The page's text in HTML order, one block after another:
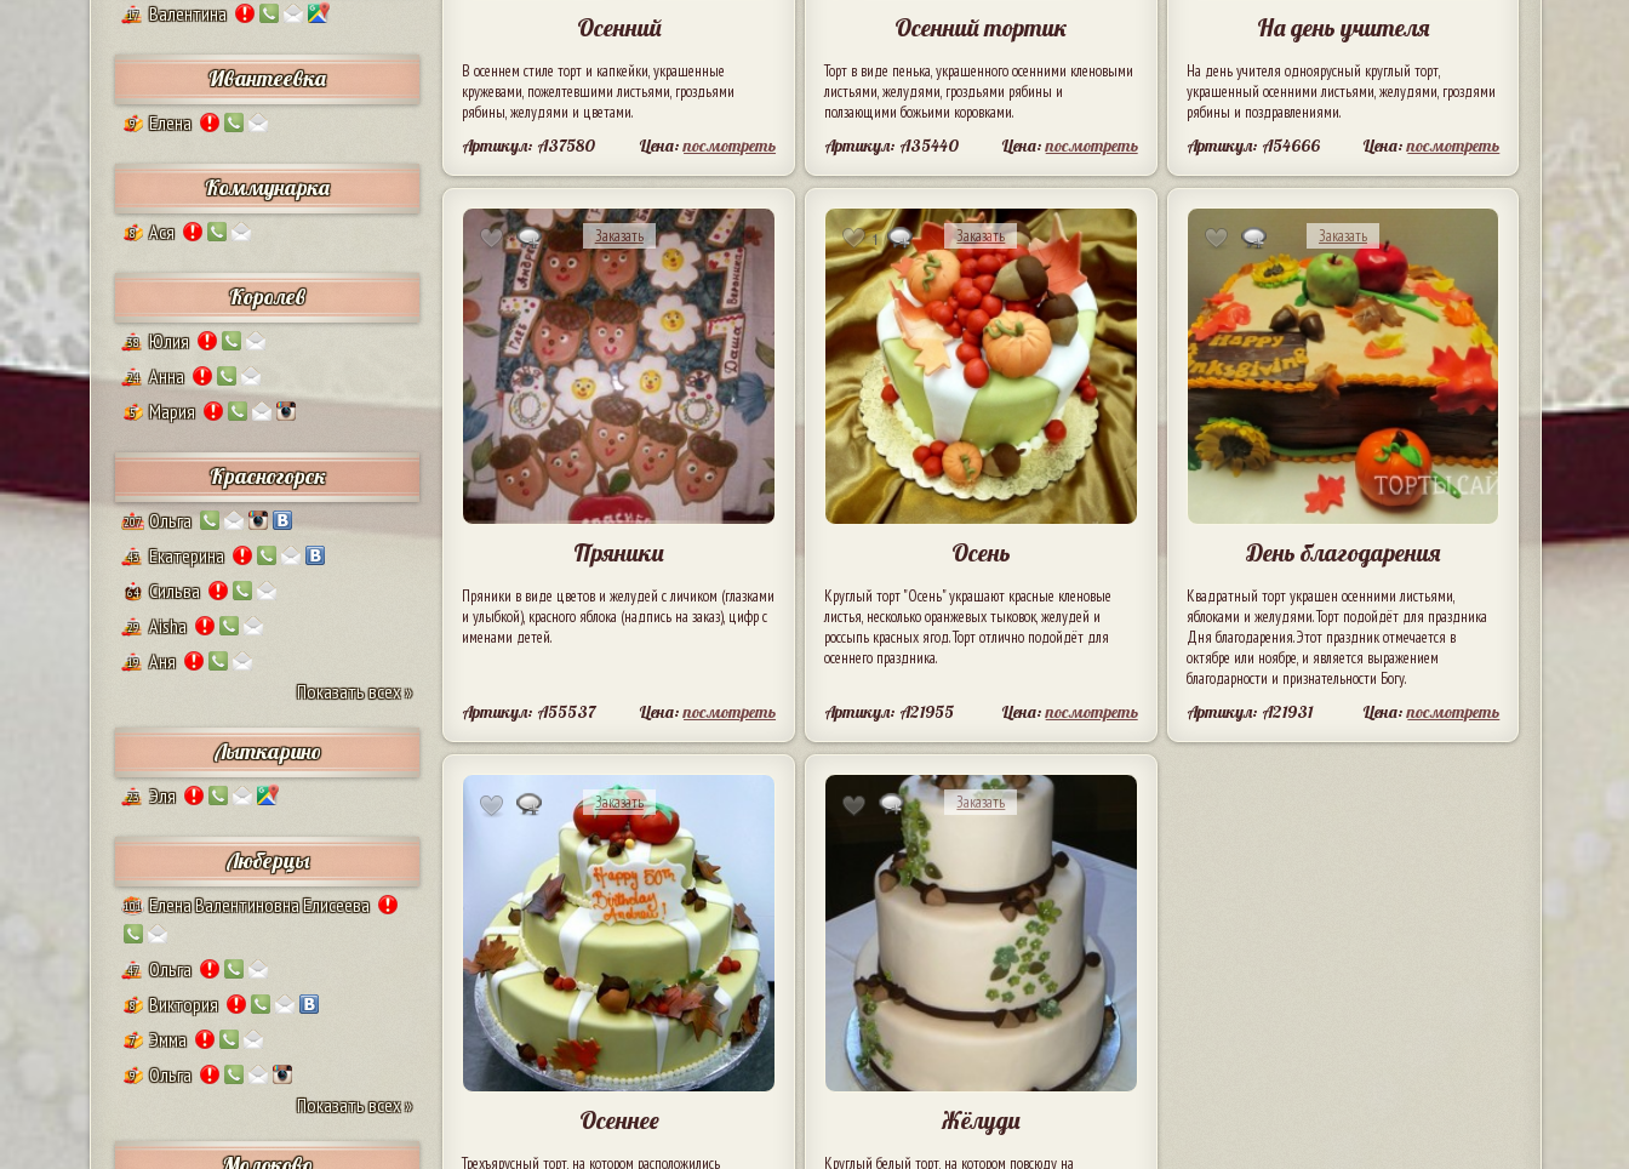
17 Валентина
Ивантеевка
9 Елена
Коммунарка
8 Ася
Королев
38 Юлия
24 Анна
5 Мария
Красногорск
207 Ольга
43 Екатерина
64 Сильва
29 Aisha
19
Аня
Показать всех »
Лыткарино
23 Эля
Люберцы
101 Елена Валентиновна Елисеева
47 Ольга
8 Виктория
7 Эмма
9
Ольга
Показать всех »
Осенний
В осеннем стиле торт и капкейки, украшенные
кружевами, пожелтевшими листьями, гроздьями
рябины, желудями и цветами.
Артикул: A37580 Цена:посмотреть
Осенний тортик
Торт в виде пенька, украшенного осенними кленовыми
листьями, желудями, гроздьями рябины и
ползающими божьими коровками.
Артикул: A35440 Цена:посмотреть
На день учителя
На день учителя одноярусный круглый торт,
украшенный осенними листьями, желудями, гроздями
рябины и поздравлениями.
Артикул: A54666 Цена:посмотреть
Заказать
Пряники
Пряники в виде цветов и желудей с личиком (глазками
и улыбкой), красного яблока (надпись на заказ), цифр с
именами детей.
Артикул: A55537 Цена:посмотреть
1 Заказать
Осень
Круглый торт "Осень" украшают красные кленовые
листья, несколько оранжевых тыковок, желудей и
россыпь красных ягод. Торт отлично подойдёт для
осеннего праздника.
Артикул: A21955 Цена:посмотреть
Заказать
День благодарения
Квадратный торт украшен осенними листьями,
яблоками и желудями. Торт подойдёт для праздника
Дня благодарения. Этот праздник отмечается в
октябре или ноябре, и является выражением
благодарности и признательности Богу.
Артикул: A21931 Цена:посмотреть
Заказать
Осеннее
Трехъярусный торт, на котором расположились
Заказать
Жёлуди
Круглый белый торт, на котором повсюду на